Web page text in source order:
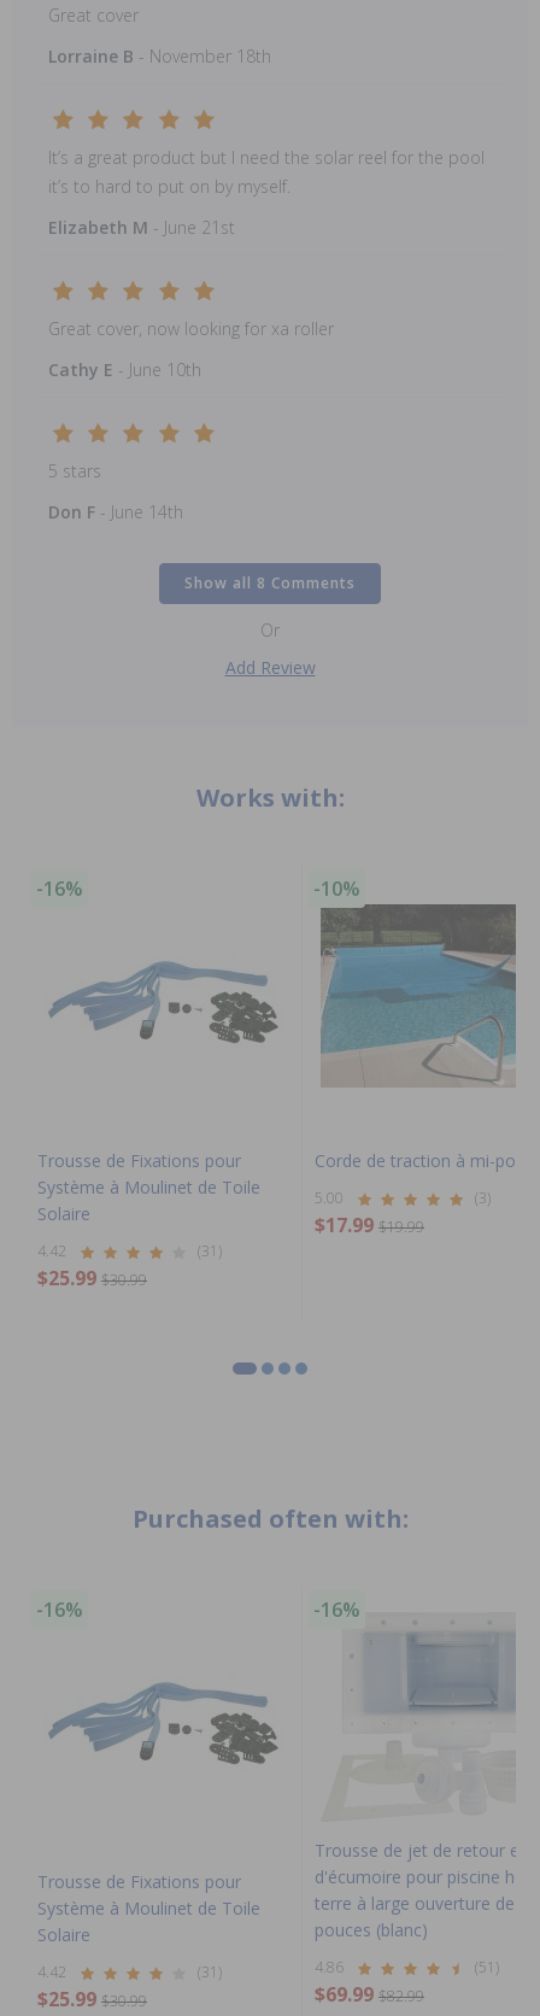
Great cover
Lorraine B - November 18th
It’s a great product but I need the solar reel for the pool
it’s to hard to put on by myself.
Elizabeth M - June 21st
Great cover, now looking for xa roller
Cathy E - June 10th
5 stars
Don F - June 14th
Show all 8 Comments
Or
Add Review
Works with:
-16%
Trousse de Fixations pour
Système à Moulinet de Toile
Solaire
4.42 (31)
$25.99 $30.99
-10%
Corde de traction à mi-
5.00 (3)
$17.99 $19.99
Purchased often with:
-16%
Trousse de Fixations pour
Système à Moulinet de Toile
Solaire
4.42 (31)
$25.99 $30.99
-16%
Trousse de jet de retour et
d'écumoire pour piscine hors
terre à large ouverture de 12
pouces (blanc)
4.86 (51)
$69.99 $82.99